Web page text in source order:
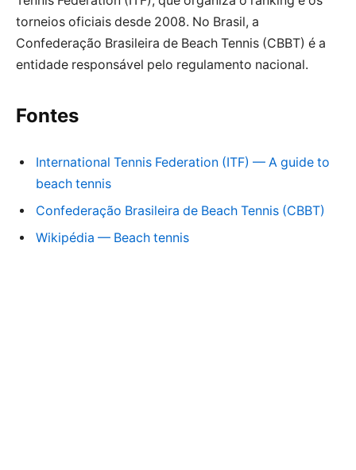
torneios oficiais desde 2008. No Brasil, a
Confederação Brasileira de Beach Tennis (CBBT) é a
entidade responsável pelo regulamento nacional.
Fontes
International Tennis Federation (ITF) — A guide to
beach tennis
Confederação Brasileira de Beach Tennis (CBBT)
Wikipédia — Beach tennis